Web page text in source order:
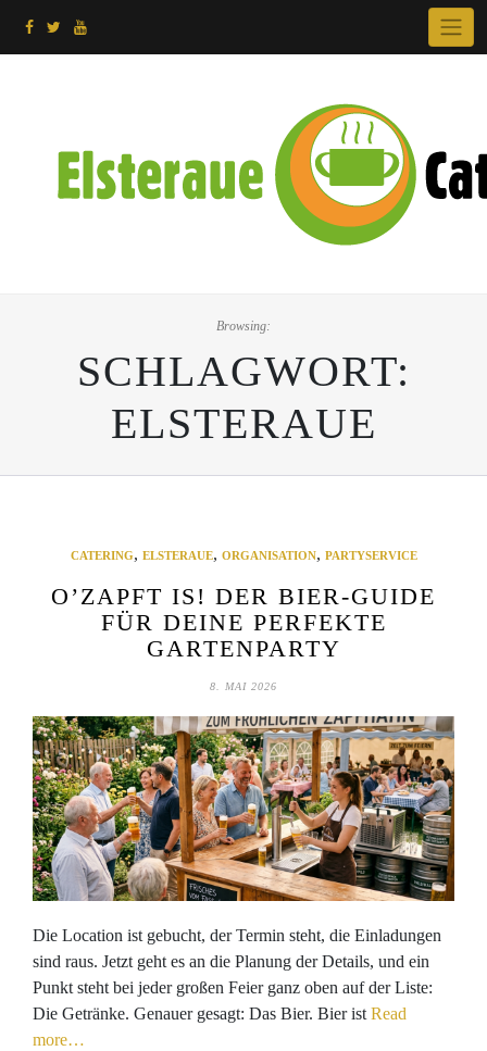
Browsing:
SCHLAGWORT:
ELSTERAUE
CATERING, ELSTERAUE, ORGANISATION, PARTYSERVICE
O’ZAPFT IS! DER BIER-GUIDE
FÜR DEINE PERFEKTE
GARTENPARTY
8. MAI 2026
Die Location ist gebucht, der Termin steht, die Einladungen
sind raus. Jetzt geht es an die Planung der Details, und ein
Punkt steht bei jeder großen Feier ganz oben auf der Liste:
Die Getränke. Genauer gesagt: Das Bier. Bier ist Read
more…